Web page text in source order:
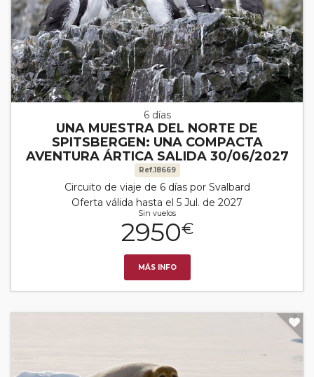
6 días
UNA MUESTRA DEL NORTE DE
SPITSBERGEN: UNA COMPACTA
AVENTURA ÁRTICA SALIDA 30/06/2027
Ref.18669
Circuito de viaje de 6 días por Svalbard
Oferta válida hasta el 5 Jul. de 2027
Sin vuelos
2950€
MÁS INFO